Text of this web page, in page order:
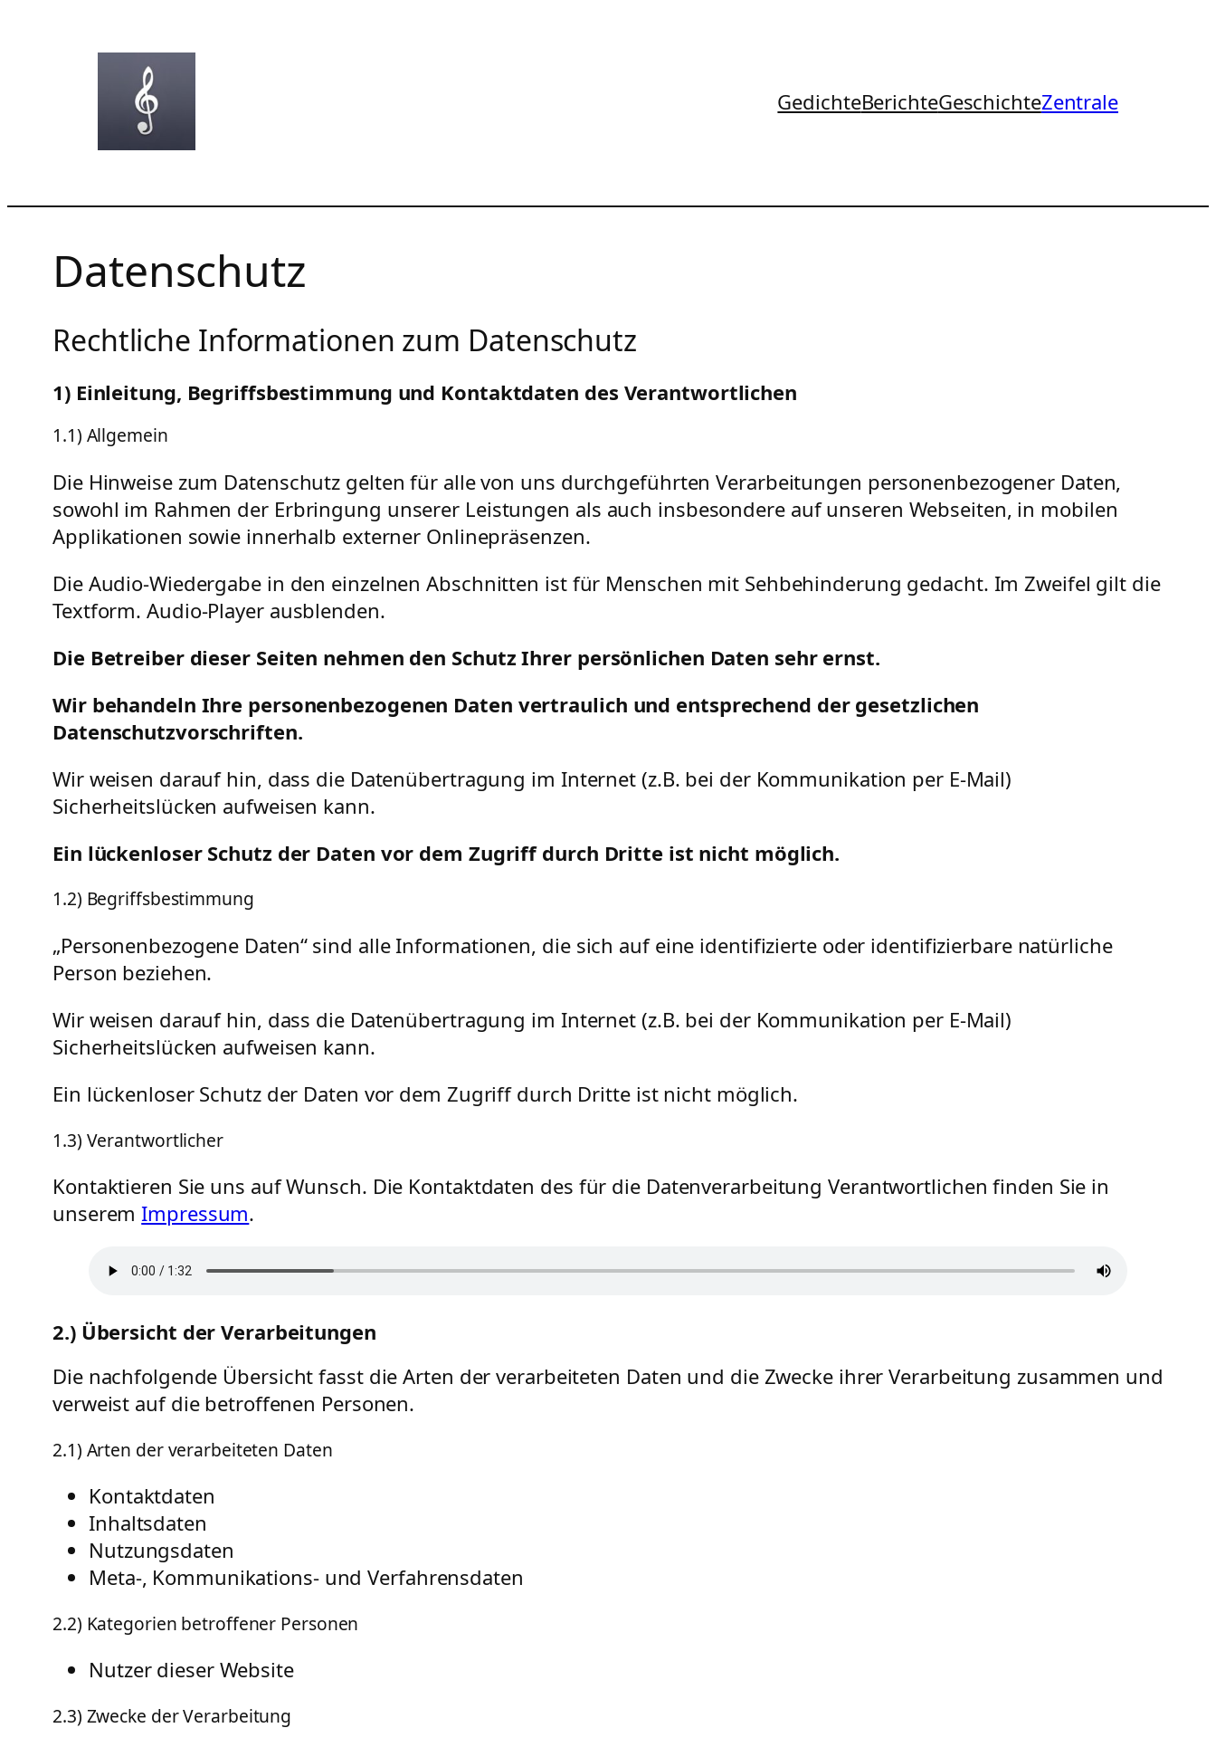
GedichteBerichteGeschichteZentrale
Datenschutz
Rechtliche Informationen zum Datenschutz
1) Einleitung, Begriffsbestimmung und Kontaktdaten des Verantwortlichen
1.1) Allgemein
Die Hinweise zum Datenschutz gelten für alle von uns durchgeführten Verarbeitungen personenbezogener Daten,
sowohl im Rahmen der Erbringung unserer Leistungen als auch insbesondere auf unseren Webseiten, in mobilen
Applikationen sowie innerhalb externer Onlinepräsenzen.
Die Audio-Wiedergabe in den einzelnen Abschnitten ist für Menschen mit Sehbehinderung gedacht. Im Zweifel gilt die
Textform.Audio-Player ausblenden.
Die Betreiber dieser Seiten nehmen den Schutz Ihrer persönlichen Daten sehr ernst.
Wir behandeln Ihre personenbezogenen Daten vertraulich und entsprechend der gesetzlichen
Datenschutzvorschriften.
Wir weisen darauf hin, dass die Datenübertragung im Internet (z.B. bei der Kommunikation per E-Mail)
Sicherheitslücken aufweisen kann.
Ein lückenloser Schutz der Daten vor dem Zugriff durch Dritte ist nicht möglich.
1.2) Begriffsbestimmung
„Personenbezogene Daten“ sind alle Informationen, die sich auf eine identifizierte oder identifizierbare natürliche
Person beziehen.
Wir weisen darauf hin, dass die Datenübertragung im Internet (z.B. bei der Kommunikation per E-Mail)
Sicherheitslücken aufweisen kann.
Ein lückenloser Schutz der Daten vor dem Zugriff durch Dritte ist nicht möglich.
1.3) Verantwortlicher
Kontaktieren Sie uns auf Wunsch. Die Kontaktdaten des für die Datenverarbeitung Verantwortlichen finden Sie in
unseremImpressum.
2.) Übersicht der Verarbeitungen
Die nachfolgende Übersicht fasst die Arten der verarbeiteten Daten und die Zwecke ihrer Verarbeitung zusammen und
verweist auf die betroffenen Personen.
2.1) Arten der verarbeiteten Daten
Kontaktdaten
Inhaltsdaten
Nutzungsdaten
Meta-, Kommunikations- und Verfahrensdaten
2.2) Kategorien betroffener Personen
Nutzer dieser Website
2.3) Zwecke der Verarbeitung